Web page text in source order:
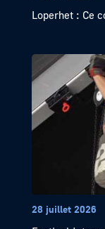
Loperhet : Ce
28 juillet 2026